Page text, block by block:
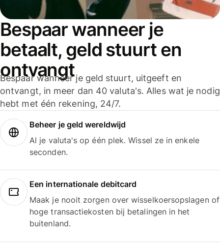
Bespaar wanneer je
betaalt, geld stuurt en
ontvangt
Bespaar wanneer je geld stuurt, uitgeeft en
ontvangt, in meer dan 40 valuta's. Alles wat je nodig
hebt met één rekening, 24/7.
Beheer je geld wereldwijd
Al je valuta's op één plek. Wissel ze in enkele
seconden.
Een internationale debitcard
Maak je nooit zorgen over wisselkoersopslagen of
hoge transactiekosten bij betalingen in het
buitenland.